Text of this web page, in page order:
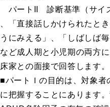
パートII 診断基準（サイ
、「直接話しかけられたと
うにみえる」、「しばしば
など成人期と小児期の両方
床家との面接で回答します。
■パートＩの目的は、対象者
に把握することにあります